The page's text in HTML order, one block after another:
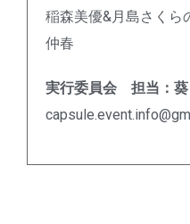
稲森美優&月島さくら
仲春
実行委員会 担当：葵